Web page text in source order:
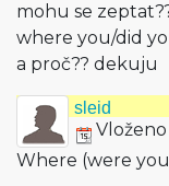
mohu se
where you/did
a proč?? dekuju
sleid
Where (were